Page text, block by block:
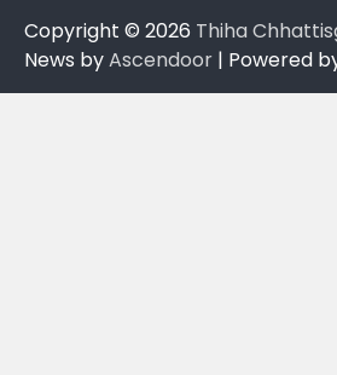
Copyright © 2026 Thiha
News byAscendoor | Powered